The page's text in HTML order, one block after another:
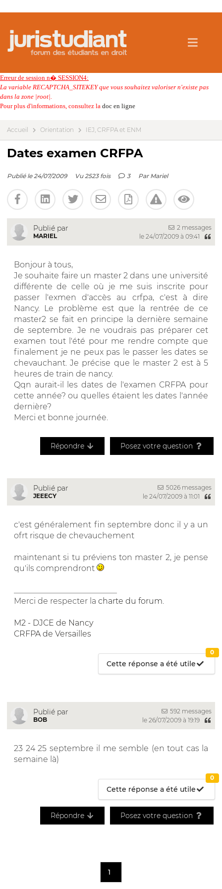
Erreur de session n� SESSION4:
La variable RECAPTCHA_SITEKEY que vous souhaitez valoriser n'existe pas
dans la zone |root|.
Pour plus d'informations, consultez la doc en ligne
Accueil Orientation IEJ, CRFPA et ENM
Dates examen CRFPA
Publié le 24/07/2009 Vu 2523 fois 3 Par Mariel
Publié par
MARIEL
2 messages
le 24/07/2009 à 09:41
Bonjour à tous,
Je souhaite faire un master 2 dans une université
différente de celle où je me suis inscrite pour
passer l'exmen d'accès au crfpa, c'est à dire
Nancy. Le problème est que la rentrée de ce
master2 se fait en principe la dernière semaine
de septembre. Je ne voudrais pas préparer cet
examen tout l'été pour me rendre compte que
finalement je ne peux pas le passer les dates se
chevauchant. Je précise que le master 2 est à 5
heures de train de nancy.
Qqn aurait-il les dates de l'examen CRFPA pour
cette année? ou quelles étaient les dates l'année
dernière?
Merci et bonne journée.
Répondre Posez votre question
Publié par
JEEECY
5026 messages
le 24/07/2009 à 11:01
c'est généralement fin septembre donc il y a un
ofrt risque de chevauchement
maintenant si tu préviens ton master 2, je pense
qu'ils comprendront
Merci de respecter la charte du forum
M2 - DJCE de Nancy
CRFPA de Versailles
Cette réponse a été utile
0
Publié par
BOB
592 messages
le 26/07/2009 à 19:19
23 24 25 septembre il me semble (en tout cas la
semaine là)
Cette réponse a été utile
0
Répondre Posez votre question
1